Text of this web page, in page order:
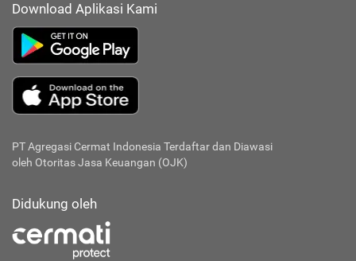
Download Aplikasi Kami
PT Agregasi Cermat Indonesia Terdaftar dan Diawasi
oleh Otoritas Jasa Keuangan (OJK)
Didukung oleh